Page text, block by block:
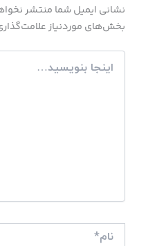
نشانی ایمیل شما منتشر
بخش‌های موردنیاز
اینجا
بنویسید…
نام*